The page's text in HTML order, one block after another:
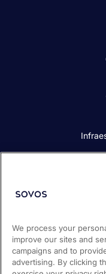
We process your
improve our sites and
campaigns and to
advertising. By clicking